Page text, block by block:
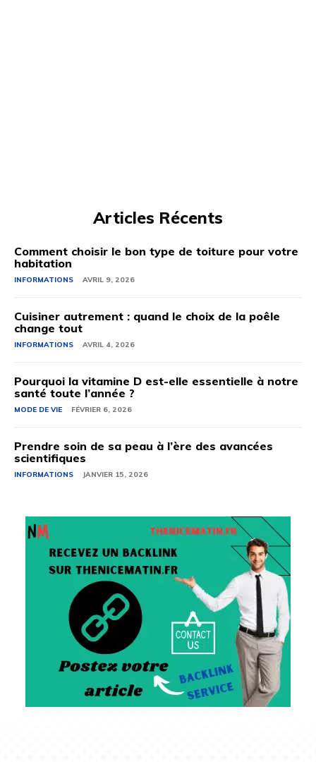
Articles Récents
Comment choisir le bon type de toiture pour votre
habitation
INFORMATIONS AVRIL 9, 2026
Cuisiner autrement : quand le choix de la poêle
change tout
INFORMATIONS AVRIL 4, 2026
Pourquoi la vitamine D est-elle essentielle à notre
santé toute l’année ?
MODE DE VIE FÉVRIER 6, 2026
Prendre soin de sa peau à l’ère des avancées
scientifiques
INFORMATIONS JANVIER 15, 2026